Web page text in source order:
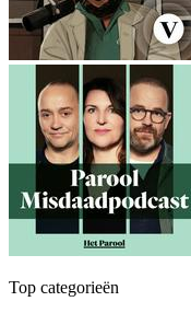
Top categorieën